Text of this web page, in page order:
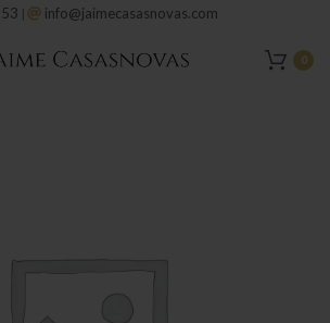
| info@jaimecasasnovas.com
0